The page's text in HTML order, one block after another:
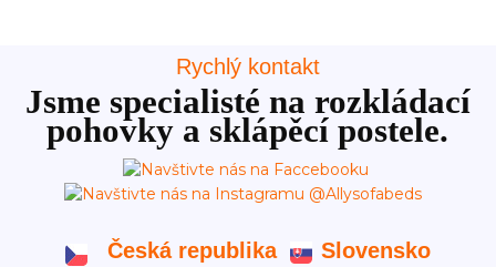
Rychlý kontakt
Jsme specialisté na rozkládací
pohovky a sklápěcí postele.
Česká republika Slovensko